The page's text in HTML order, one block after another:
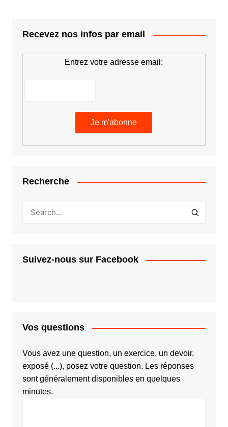
Recevez nos infos par email
Entrez votre adresse email:
Recherche
Suivez-nous sur Facebook
Vos questions
Vous avez une question, un exercice, un devoir,
exposé (...), posez votre question. Les réponses
sont généralement disponibles en quelques
minutes.